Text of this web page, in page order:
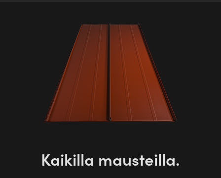
Kaikilla mausteilla.